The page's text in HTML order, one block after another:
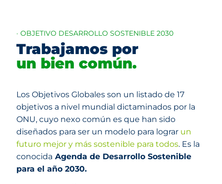
· OBJETIVO DESARROLLO SOSTENIBLE 2030
Trabajamos por
un bien común.
Los Objetivos Globales son un listado de 17
objetivos a nivel mundial dictaminados por la
ONU, cuyo nexo común es que han sido
diseñados para ser un modelo para lograr un
futuro mejor y más sostenible para todos. Es la
conocida Agenda de Desarrollo Sostenible
para el año 2030.